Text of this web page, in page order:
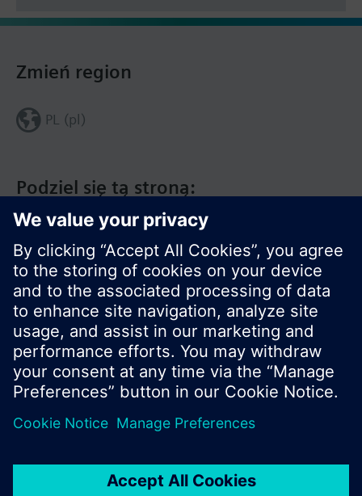
Podziel się tą stroną:
Zmień region
PL (pl)
© Siemens Switzerland Ltd. 2020
Zakres produktów i ceny mogą się różnić w
Polityka prywatności